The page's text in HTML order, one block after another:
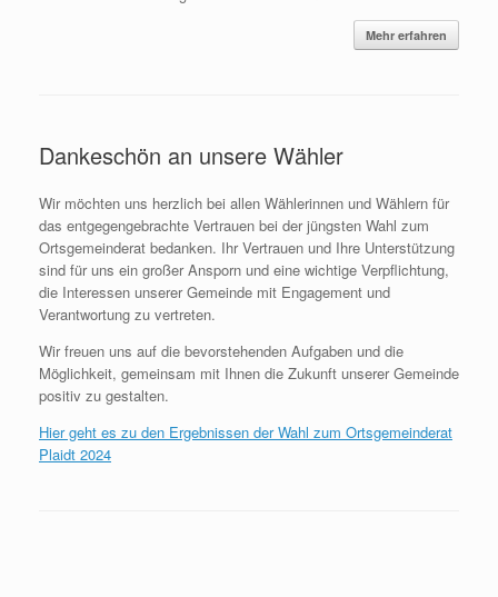
Mehr erfahren
Dankeschön an unsere Wähler
Wir möchten uns herzlich bei allen Wählerinnen und Wählern für
das entgegengebrachte Vertrauen bei der jüngsten Wahl zum
Ortsgemeinderat bedanken. Ihr Vertrauen und Ihre Unterstützung
sind für uns ein großer Ansporn und eine wichtige Verpflichtung,
die Interessen unserer Gemeinde mit Engagement und
Verantwortung zu vertreten.
Wir freuen uns auf die bevorstehenden Aufgaben und die
Möglichkeit, gemeinsam mit Ihnen die Zukunft unserer Gemeinde
positiv zu gestalten.
Hier geht es zu den Ergebnissen der Wahl zum Ortsgemeinderat
Plaidt 2024